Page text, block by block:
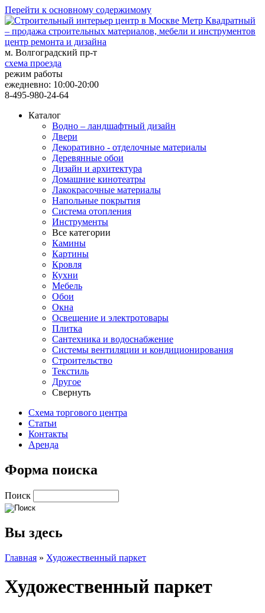
Перейти к основному содержимому
центр ремонта и дизайна
м. Волгоградский пр-т
схема проезда
режим работы
ежедневно: 10:00-20:00
8-495-980-24-64
Каталог
Водно – ландшафтный дизайн
Двери
Декоративно - отделочные материалы
Деревянные обои
Дизайн и архитектура
Домашние кинотеатры
Лакокрасочные материалы
Напольные покрытия
Система отопления
Инструменты
Все категории
Камины
Картины
Кровля
Кухни
Мебель
Обои
Окна
Освещение и электротовары
Плитка
Сантехника и водоснабжение
Системы вентиляции и кондиционирования
Строительство
Текстиль
Другое
Свернуть
Схема торгового центра
Статьи
Контакты
Аренда
Форма поиска
Поиск
Вы здесь
Главная » Художественный паркет
Художественный паркет